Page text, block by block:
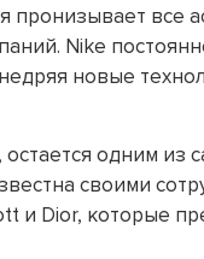
пронизывает все
Nike
новые
одним из
своими
и Dior, которые